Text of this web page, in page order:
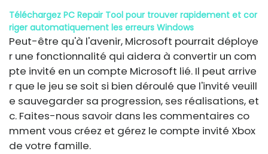
Téléchargez PC Repair Tool pour trouver rapidement et cor
riger automatiquement les erreurs Windows
Peut-être qu'à l'avenir, Microsoft pourrait déploye
r une fonctionnalité qui aidera à convertir un com
pte invité en un compte Microsoft lié. Il peut arrive
r que le jeu se soit si bien déroulé que l'invité veuill
e sauvegarder sa progression, ses réalisations, et
c. Faites-nous savoir dans les commentaires co
mment vous créez et gérez le compte invité Xbox
de votre famille.